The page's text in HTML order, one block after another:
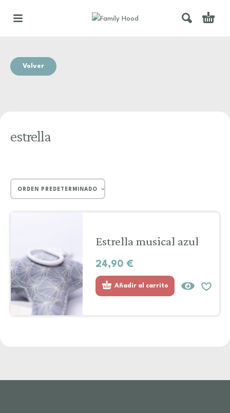
Volver
estrella
ORDEN PREDETERMINADO
Estrella musical azul
24,90 €
Añadir al carrito